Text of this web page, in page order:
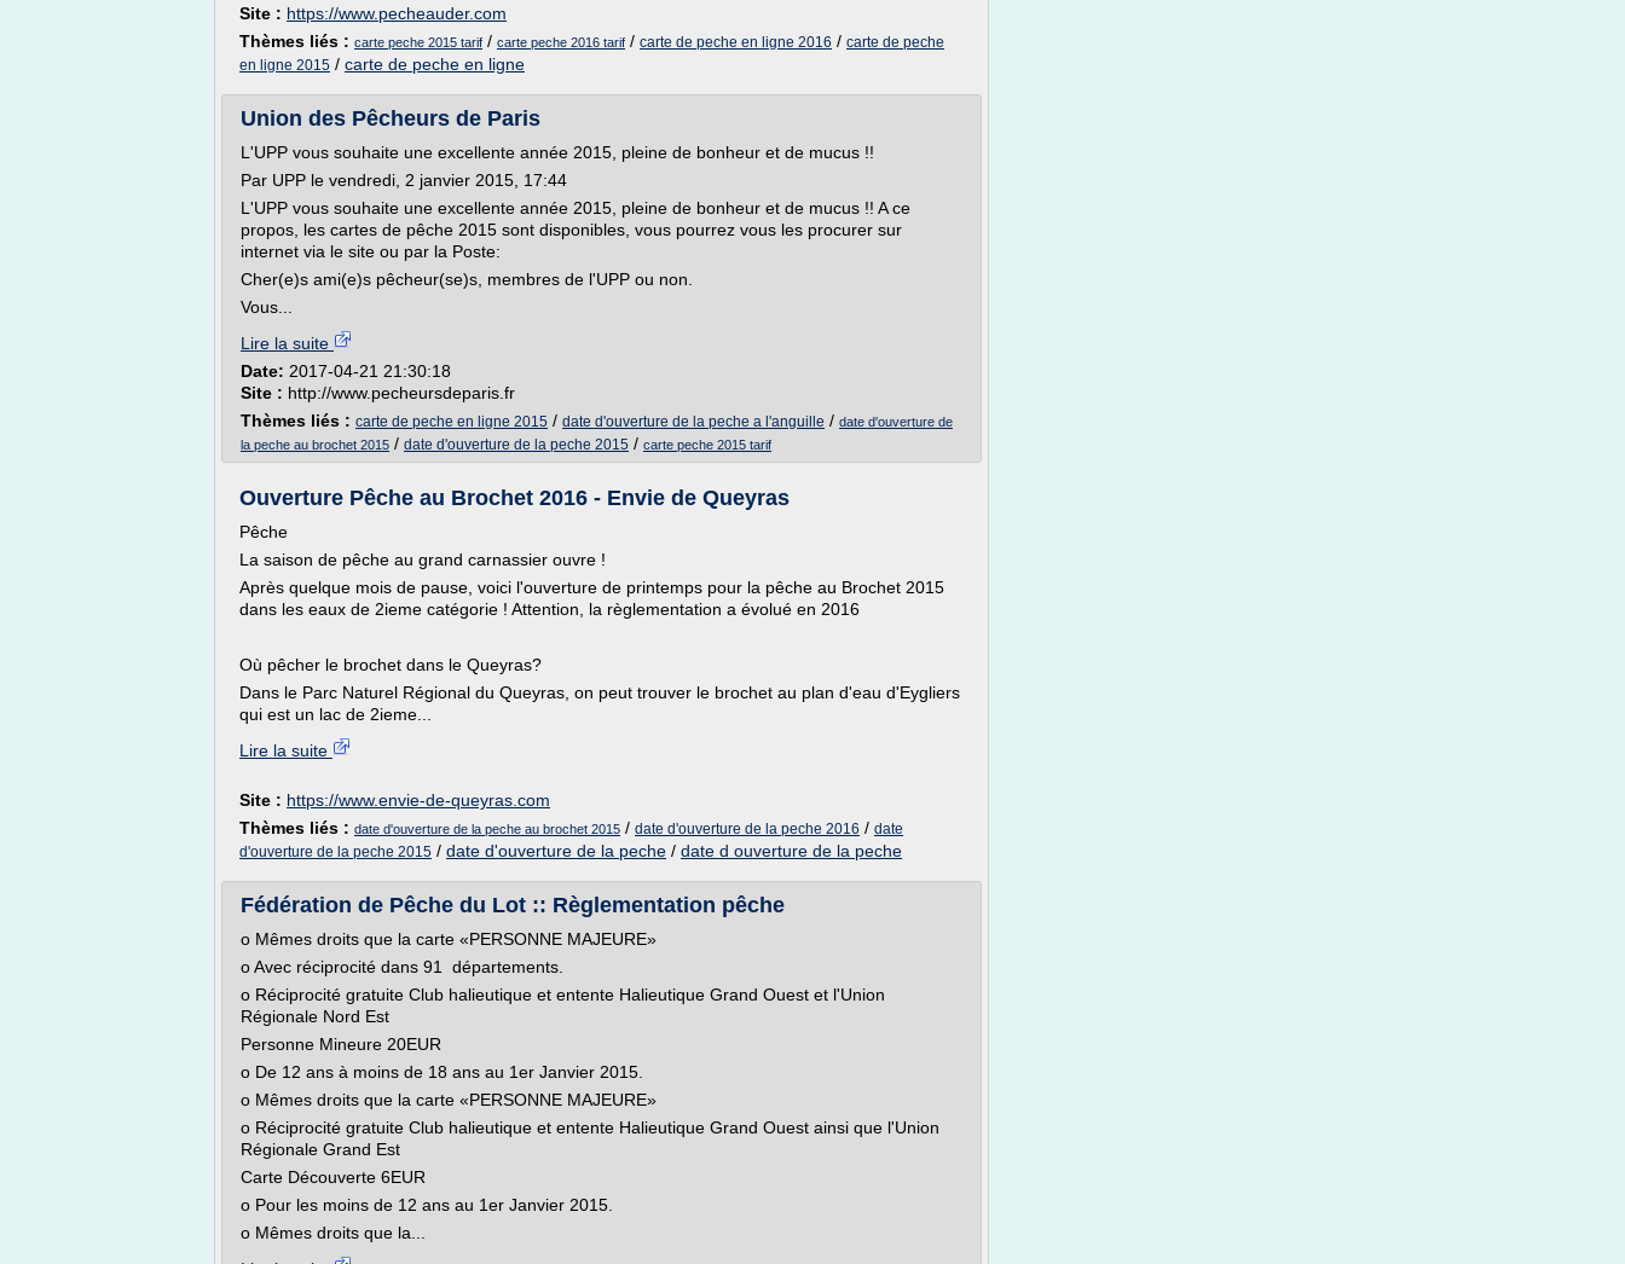
Site : https://www.pecheauder.com
Thèmes liés : carte peche 2015 tarif / carte peche 2016 tarif / carte de peche en ligne 2016 / carte de peche
en ligne 2015 / carte de peche en ligne
Union des Pêcheurs de Paris
L'UPP vous souhaite une excellente année 2015, pleine de bonheur et de mucus !!
Par UPP le vendredi, 2 janvier 2015, 17:44
L'UPP vous souhaite une excellente année 2015, pleine de bonheur et de mucus !! A ce
propos, les cartes de pêche 2015 sont disponibles, vous pourrez vous les procurer sur
internet via le site ou par la Poste:
Cher(e)s ami(e)s pêcheur(se)s, membres de l'UPP ou non.
Vous...
Lire la suite
Date: 2017-04-21 21:30:18
Site : http://www.pecheursdeparis.fr
Thèmes liés : carte de peche en ligne 2015 / date d'ouverture de la peche a l'anguille / date d'ouverture de
la peche au brochet 2015 / date d'ouverture de la peche 2015 / carte peche 2015 tarif
Ouverture Pêche au Brochet 2016 - Envie de Queyras
Pêche
La saison de pêche au grand carnassier ouvre !
Après quelque mois de pause, voici l'ouverture de printemps pour la pêche au Brochet 2015
dans les eaux de 2ieme catégorie ! Attention, la règlementation a évolué en 2016
Où pêcher le brochet dans le Queyras?
Dans le Parc Naturel Régional du Queyras, on peut trouver le brochet au plan d'eau d'Eygliers
qui est un lac de 2ieme...
Lire la suite
Site : https://www.envie-de-queyras.com
Thèmes liés : date d'ouverture de la peche au brochet 2015 / date d'ouverture de la peche 2016 / date
d'ouverture de la peche 2015 / date d'ouverture de la peche / date d ouverture de la peche
Fédération de Pêche du Lot :: Règlementation pêche
o Mêmes droits que la carte «PERSONNE MAJEURE»
o Avec réciprocité dans 91 départements.
o Réciprocité gratuite Club halieutique et entente Halieutique Grand Ouest et l'Union
Régionale Nord Est
Personne Mineure 20EUR
o De 12 ans à moins de 18 ans au 1er Janvier 2015.
o Mêmes droits que la carte «PERSONNE MAJEURE»
o Réciprocité gratuite Club halieutique et entente Halieutique Grand Ouest ainsi que l'Union
Régionale Grand Est
Carte Découverte 6EUR
o Pour les moins de 12 ans au 1er Janvier 2015.
o Mêmes droits que la...